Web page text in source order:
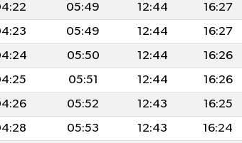
05:49 12:44 16:27
05:49 12:44 16:27
05:50 12:44 16:26
05:51 12:44 16:26
05:52 12:43 16:25
05:53 12:43 16:24